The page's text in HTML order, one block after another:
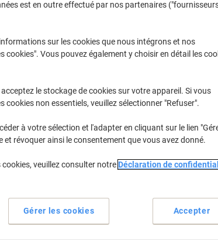
(13)
HP 302/304
Cartouche jet d’encre HP 302/304
est en outre effectué par nos partenaires
sur les cookies que nous intégrons et nos
cookies". Vous pouvez également y choisir en détail les
le stockage de cookies sur votre appareil. Si vous
non essentiels, veuillez sélectionner "Refuser".
à votre sélection et l'adapter en cliquant sur le lien
et révoquer ainsi le consentement que vous avez donné.
veuillez consulter notre Déclaration de
Gérer les cookies Accepter